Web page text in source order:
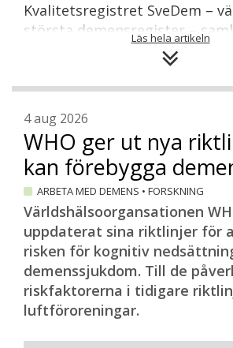
Kvalitetsregistret SveDem –
största demensregister –
mängd olika data om
diagnosen ställs till att
ett särskilt boende. I stort
minnesmottagningar i landet
men även många vårdcentraler
särskilda boenden registrerar
i SveDem.
De alzheimerläkemedel –
kolinesterashämmare och
som idag förskrivs ingick i
från registrets startår 2007.
analyserats uppvisar små men
och långvariga effekter på
kolinesterashämmare. Maria
Läs hela artikeln
4 aug 2026
WHO ger ut nya
kan förebygga
ARBETA MED DEMENS • FORSKNING
Världshälsoorgansationen
uppdaterat sina riktlinjer för
risken för kognitiv
demenssjukdom. Till de
riskfaktorerna i tidigare
luftföroreningar.